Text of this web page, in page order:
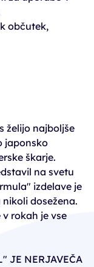
občutek,
želijo najboljše
japonsko
škarje.
na svetu
izdelave je
dosežena.
rokah je vse
JE NERJAVEČA